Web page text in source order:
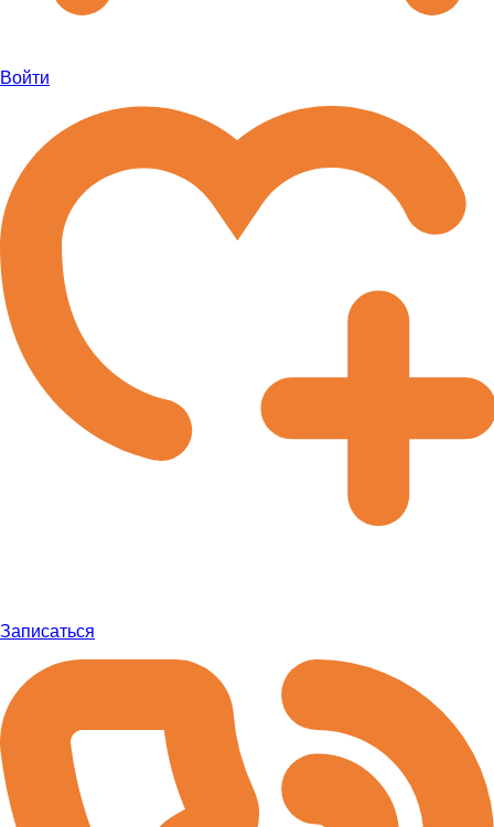
Войти
Записаться